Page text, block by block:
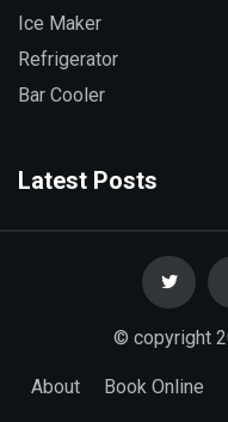
Ice Maker
Refrigerator
Bar Cooler
Latest Posts
© copyright
About Book Online